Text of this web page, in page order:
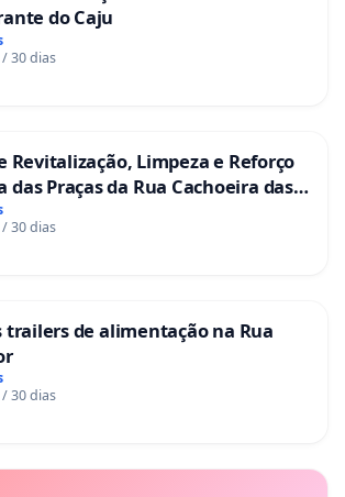
do Caju
30 dias
Revitalização, Limpeza e Reforço
das Praças da Rua Cachoeira das
30 dias
trailers de alimentação na Rua
30 dias